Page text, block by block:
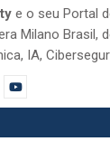
e o seu Portal
Milano Brasil,
IA,